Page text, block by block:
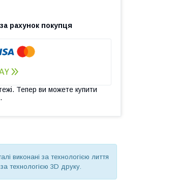
за рахунок покупця
Тепер ви можете купити
виконані за технологією лиття
технологією 3D друку.